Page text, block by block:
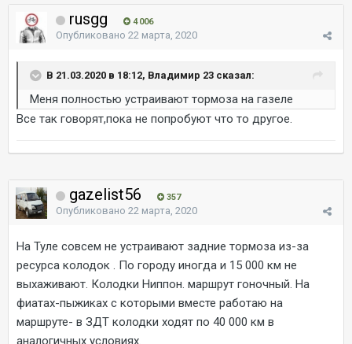
rusgg 4 006
Опубликовано 22 марта, 2020
В 21.03.2020 в 18:12, Владимир 23 сказал:
Меня полностью устраивают тормоза на газеле
Все так говорят,пока не попробуют что то другое.
gazelist56 357
Опубликовано 22 марта, 2020
На Туле совсем не устраивают задние тормоза из-за
ресурса колодок . По городу иногда и 15 000 км не
выхаживают. Колодки Ниппон. маршрут гоночный. На
фиатах-пыжиках с которыми вместе работаю на
маршруте- в ЗДТ колодки ходят по 40 000 км в
аналогичных условиях.